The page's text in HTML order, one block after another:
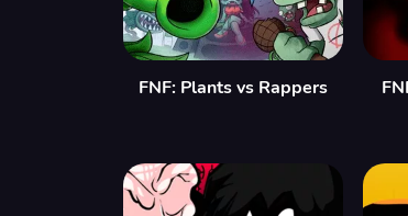
FNF: Plants vs Rappers